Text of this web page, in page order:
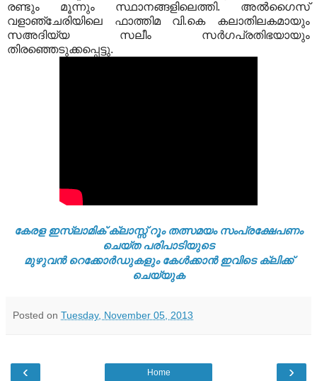
രണ്ടും മൂന്നും സ്ഥാനങ്ങളിലെത്തി. അല്‍ഗൈസ്
വളാഞ്ചേരിയിലെ ഫാത്തിമ വി.കെ കലാതിലകമായും
സഅദിയ്യ സലീം സര്‍ഗപ്രതിഭയായും
തിരഞ്ഞെടുക്കപ്പെട്ടു.
കേരള ഇസ്ലാമിക്‌ ക്ലാസ്സ്‌ റൂം തത്സമയം സംപ്രക്ഷേപണം
ചെയ്ത പരിപാടിയുടെ
മുഴുവൻ റെക്കോർഡുകളും കേൾക്കാൻ ഇവിടെ ക്ലിക്ക്
ചെയ്യുക
Posted on Tuesday, November 05, 2013
‹ ›
Home